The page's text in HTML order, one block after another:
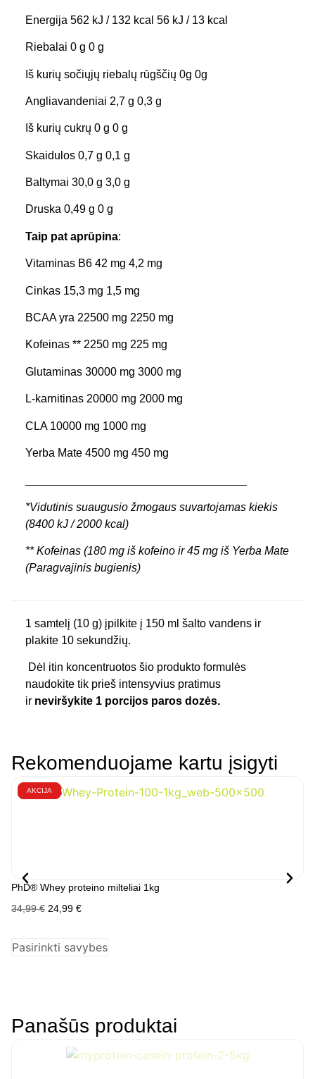
Energija 562 kJ / 132 kcal 56 kJ / 13 kcal
Riebalai 0 g 0 g
Iš kurių sočiųjų riebalų rūgščių 0g 0g
Angliavandeniai 2,7 g 0,3 g
Iš kurių cukrų 0 g 0 g
Skaidulos 0,7 g 0,1 g
Baltymai 30,0 g 3,0 g
Druska 0,49 g 0 g
Taip pat aprūpina:
Vitaminas B6 42 mg 4,2 mg
Cinkas 15,3 mg 1,5 mg
BCAA yra 22500 mg 2250 mg
Kofeinas ** 2250 mg 225 mg
Glutaminas 30000 mg 3000 mg
L-karnitinas 20000 mg 2000 mg
CLA 10000 mg 1000 mg
Yerba Mate 4500 mg 450 mg
*Vidutinis suaugusio žmogaus suvartojamas kiekis
(8400 kJ / 2000 kcal)
** Kofeinas (180 mg iš kofeino ir 45 mg iš Yerba Mate
(Paragvajinis bugienis)
1 samtelį (10 g) įpilkite į 150 ml šalto vandens ir
plakite 10 sekundžių.
Dėl itin koncentruotos šio produkto formulės
naudokite tik prieš intensyvius pratimus
ir neviršykite 1 porcijos paros dozės.
Rekomenduojame kartu įsigyti
AKCIJA
PhD® Whey proteino milteliai 1kg
34,99€ 24,99 €
Pasirinkti savybes
Panašūs produktai